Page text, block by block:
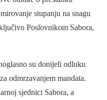
stupanju na snagu
Poslovnikom Sabora,
su donijeli odluku
odmrzavanjem mandata.
sjednici Sabora, a